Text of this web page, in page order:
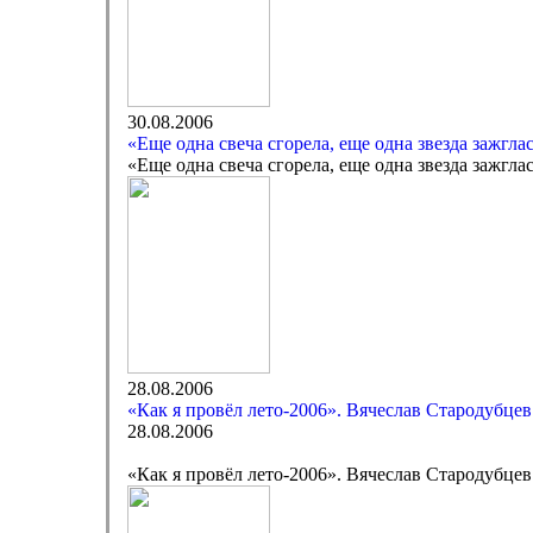
30.08.2006
«Еще одна свеча сгорела, еще одна звезда
«Еще одна свеча сгорела, еще одна звезда
28.08.2006
«Как я провёл лето-2006». Вячеслав Стародубцев
28.08.2006
«Как я провёл лето-2006». Вячеслав Стародубцев